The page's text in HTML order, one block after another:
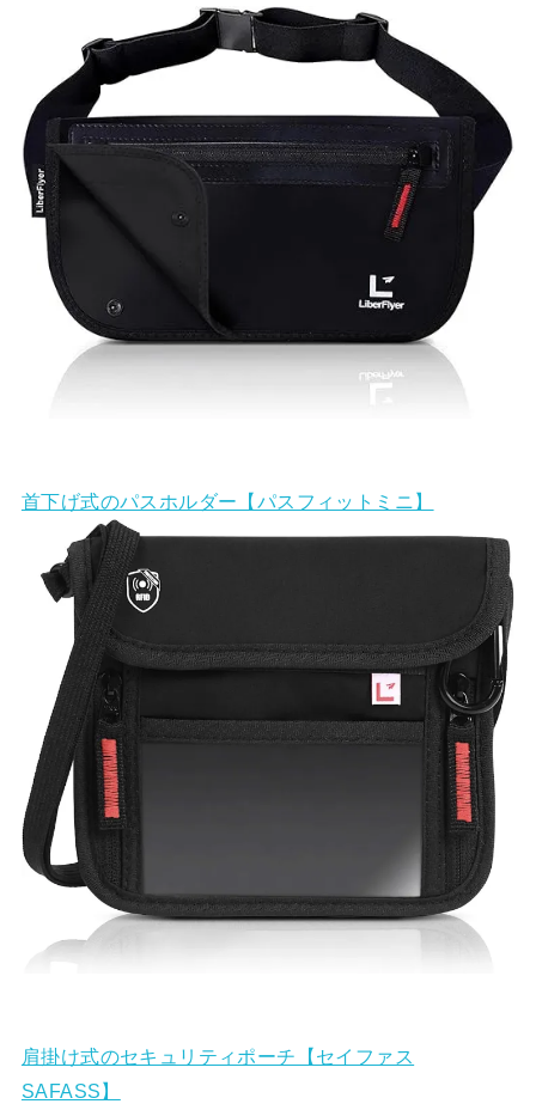
首下げ式のパスホルダー【パスフィットミニ】
肩掛け式のセキュリティポーチ【セイファス
SAFASS】